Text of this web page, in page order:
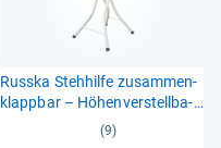
Russka Steh­hilfe zusam­men­
klapp­bar – Höhen­ver­stell­ba­
(9)